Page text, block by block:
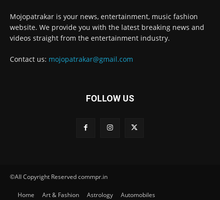
Mojopatrakar is your news, entertainment, music fashion
website. We provide you with the latest breaking news and
videos straight from the entertainment industry.
Contact us: mojopatrakar@gmail.com
FOLLOW US
©All Copyright Reserved commpr.in
Home Art & Fashion Astrology Automobiles